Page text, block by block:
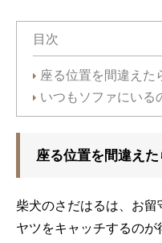
目次
座る位置を間違えた
いつもソファにいる
座る位置を間違え
柴犬のさだはるは、お
ヤツをキャッチするのが